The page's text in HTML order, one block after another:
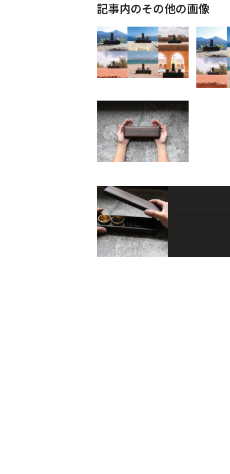
記事内のその他の画像